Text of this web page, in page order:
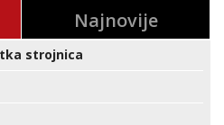
Najnovije
strojnica